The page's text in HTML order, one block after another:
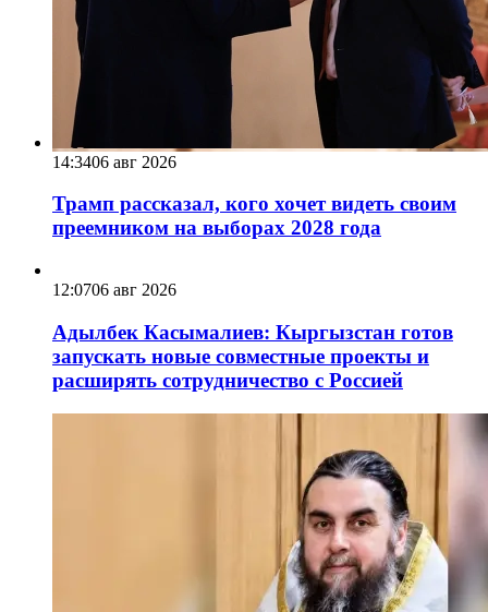
14:3406 авг 2026
Трамп рассказал, кого хочет видеть своим
преемником на выборах 2028 года
12:0706 авг 2026
Адылбек Касымалиев: Кыргызстан готов
запускать новые совместные проекты и
расширять сотрудничество с Россией